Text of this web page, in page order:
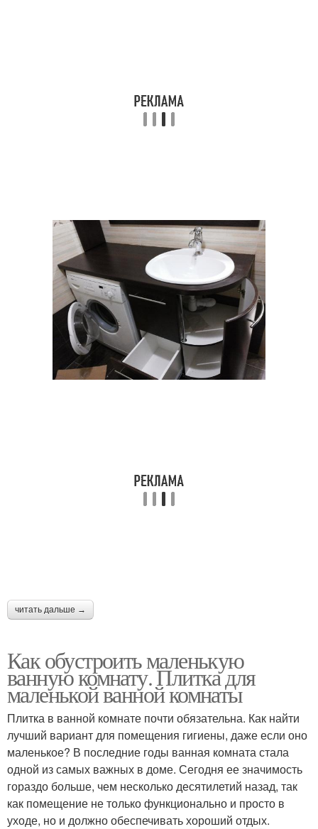
читать дальше →
Как обустроить маленькую
ванную комнату. Плитка для
маленькой ванной комнаты
Плитка в ванной комнате почти обязательна. Как найти
лучший вариант для помещения гигиены, даже если оно
маленькое? В последние годы ванная комната стала
одной из самых важных в доме. Сегодня ее значимость
гораздо больше, чем несколько десятилетий назад, так
как помещение не только функционально и просто в
уходе, но и должно обеспечивать хороший отдых.